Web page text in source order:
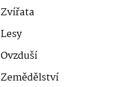
Zvířata
Lesy
Ovzduší
Zemědělství